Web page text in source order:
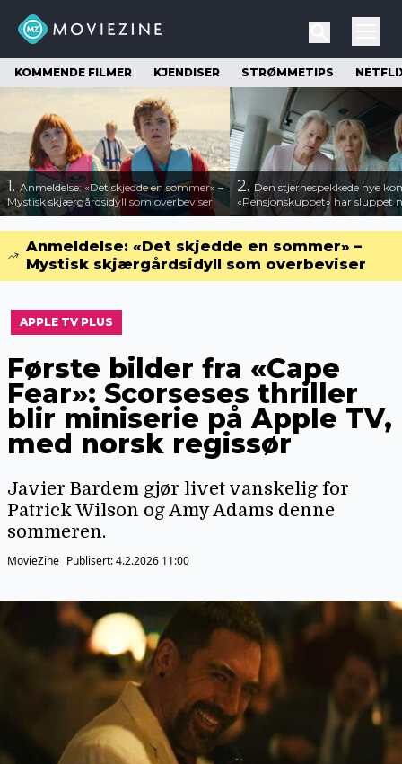
KOMMENDE FILMER KJENDISER STRØMMETIPS
1.Anmeldelse: «Det skjedde en sommer» –
Mystisk skjærgårdsidyll som overbeviser
2. Den stjernespekkede nye
«Pensjonskuppet» har sluppet
Anmeldelse: «Det skjedde en sommer» –
Mystisk skjærgårdsidyll som overbeviser
APPLE TV PLUS
Første bilder fra «Cape
Fear»: Scorseses thriller
blir miniserie på Apple TV,
med norsk regissør
Javier Bardem gjør livet vanskelig for
Patrick Wilson og Amy Adams denne
sommeren.
MovieZine Publisert:4.2.2026 11:00